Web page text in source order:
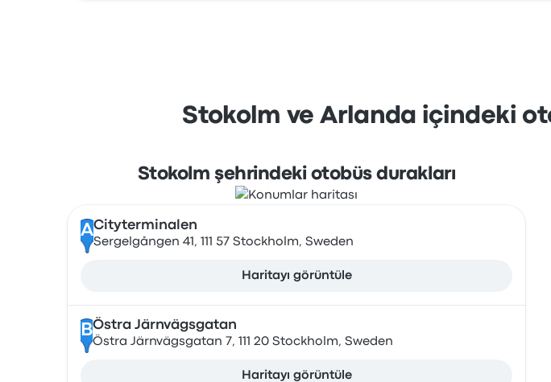
Stokolm ve Arlanda içindeki
Stokolm şehrindeki otobüs durakları
ACityterminalen
Sergelgången 41, 111 57 Stockholm, Sweden
Haritayı görüntüle
BÖstra Järnvägsgatan
Östra Järnvägsgatan 7, 111 20 Stockholm, Sweden
Haritayı görüntüle